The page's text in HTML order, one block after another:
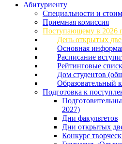
Абитуриенту
Специальности и
Приемная комиссия
Поступающему в 2026
День открытых
Основная
Расписание
Рейтинговые
Дом студентов
Образовательный
Подготовка к
2027)
Дни факультетов
Дни открытых
Конкурс